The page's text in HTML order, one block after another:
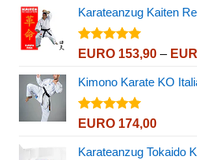
von 5
Karateanzug Kaiten
Bewertet
von 5
EURO153,90 –
Kimono Karate KO
Bewertet
von 5
EURO174,00
Karateanzug Tokaido